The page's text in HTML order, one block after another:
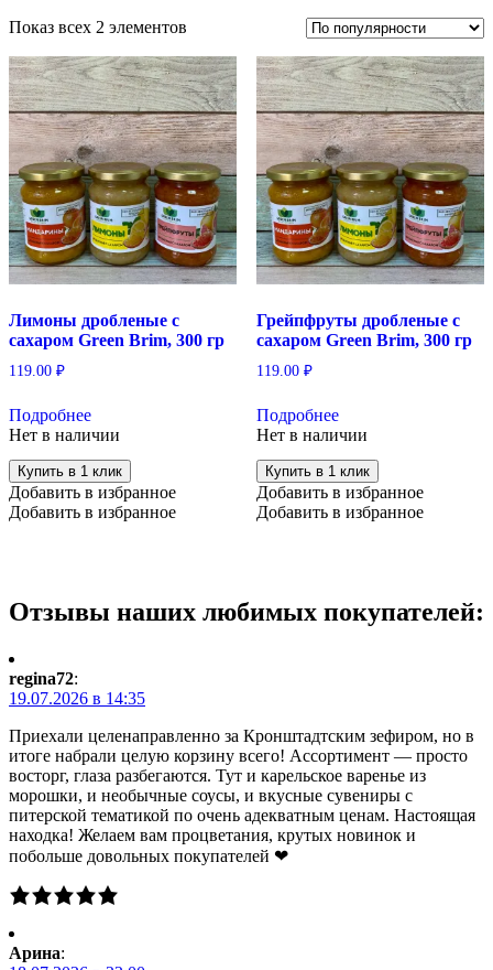
Показ всех 2 элементов
Лимоны дробленые с
сахаром Green Brim, 300 гр
119.00 ₽
Подробнее
Нет в наличии
Купить в 1 клик
Добавить в избранное
Добавить в избранное
Грейпфруты дробленые с
сахаром Green Brim, 300 гр
119.00 ₽
Подробнее
Нет в наличии
Купить в 1 клик
Добавить в избранное
Добавить в избранное
Отзывы наших любимых покупателей:
regina72:
19.07.2026 в 14:35
Приехали целенаправленно за Кронштадтским зефиром, но в
итоге набрали целую корзину всего! Ассортимент — просто
восторг, глаза разбегаются. Тут и карельское варенье из
морошки, и необычные соусы, и вкусные сувениры с
питерской тематикой по очень адекватным ценам. Настоящая
находка! Желаем вам процветания, крутых новинок и
побольше довольных покупателей ❤
Арина: